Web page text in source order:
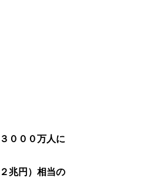
０００万人に
兆円）相当の